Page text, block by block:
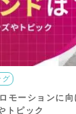
グ
モーションに
トピック